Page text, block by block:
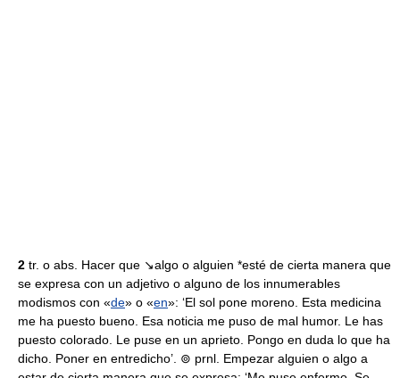
2 tr. o abs. Hacer que ↘algo o alguien *esté de cierta manera que
se expresa con un adjetivo o alguno de los innumerables
modismos con «de» o «en»: ‘El sol pone moreno. Esta medicina
me ha puesto bueno. Esa noticia me puso de mal humor. Le has
puesto colorado. Le puse en un aprieto. Pongo en duda lo que ha
dicho. Poner en entredicho’. ⊚ prnl. Empezar alguien o algo a